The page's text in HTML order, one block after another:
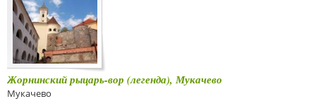
Жорнинский рыцарь-вор (легенда), Мукачево
Мукачево